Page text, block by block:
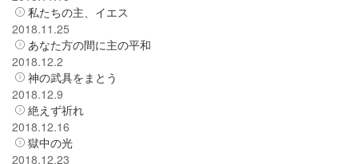
私たちの主、イエス
2018.11.25
あなた方の間に主の平和
2018.12.2
神の武具をまとう
2018.12.9
絶えず祈れ
2018.12.16
獄中の光
2018.12.23